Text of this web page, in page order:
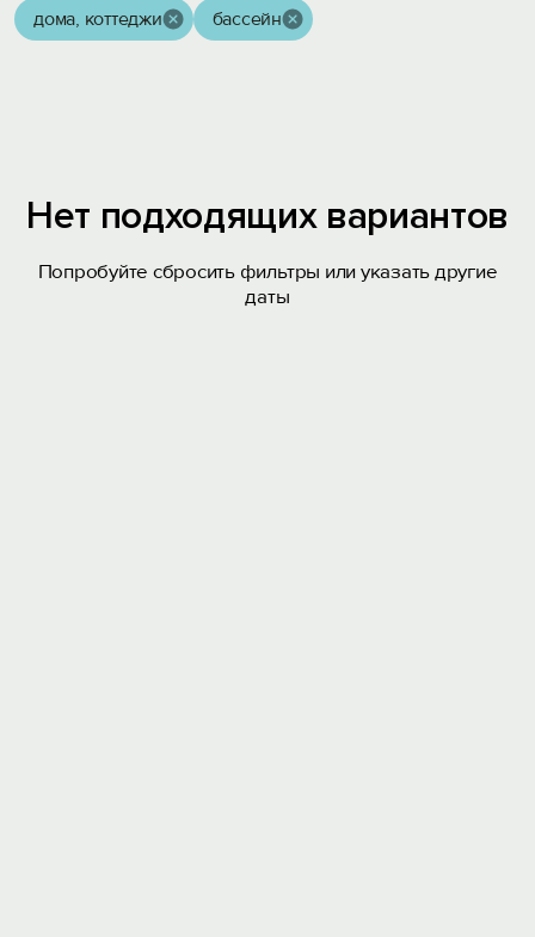
дома, коттеджи бассейн
Нет подходящих вариантов
Попробуйте сбросить фильтры или указать другие
даты